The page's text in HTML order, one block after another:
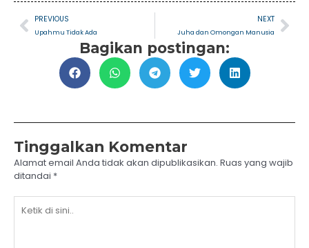
Prev
PREVIOUS
Upahmu Tidak Ada
NEXT
Juha dan Omongan Manusia
Bagikan postingan:
Tinggalkan Komentar
Alamat email Anda tidak akan dipublikasikan. Ruas yang wajib
ditandai *